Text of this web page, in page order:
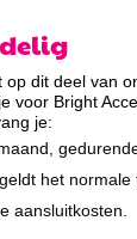
dit deel van
voor Bright
je:
het normale
aansluitkosten.